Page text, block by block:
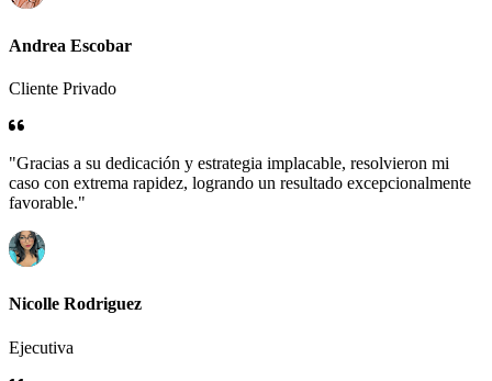
Andrea Escobar
Cliente Privado
"Gracias a su dedicación y estrategia implacable, resolvieron mi
caso con extrema rapidez, logrando un resultado excepcionalmente
favorable."
Nicolle Rodriguez
Ejecutiva